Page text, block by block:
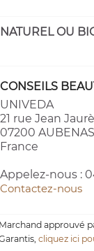
NATUREL OU
CONSEILS
UNIVEDA
21 rue Jean
07200 AUBENAS
France
Appelez-nous :
Contactez-nous
approuvé
cliquez ici